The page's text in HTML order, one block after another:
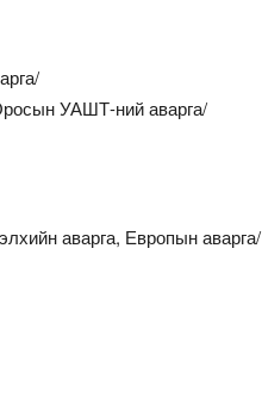
УАШТ-ний аварга/
аварга, Европын аварга/